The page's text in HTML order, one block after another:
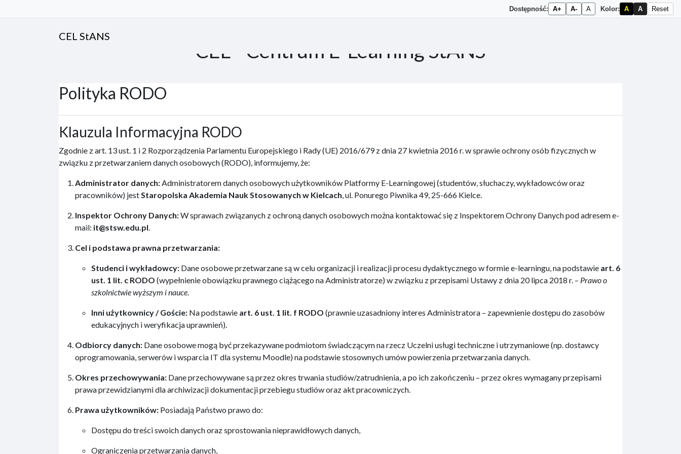
Dostępność: A+ A- A Kolor: A A Reset
CEL StANS
CEL - Centrum E-Learning StANS
Polityka RODO
Klauzula Informacyjna RODO
Zgodnie z art. 13 ust. 1 i 2 Rozporządzenia Parlamentu Europejskiego i Rady (UE) 2016/679 z dnia 27 kwietnia 2016 r. w sprawie ochrony osób fizycznych w
związku z przetwarzaniem danych osobowych (RODO), informujemy, że:
Administrator danych:Administratorem danych osobowych użytkowników Platformy E-Learningowej (studentów, słuchaczy, wykładowców oraz
pracowników) jestStaropolska Akademia Nauk Stosowanych w Kielcach, ul. Ponurego Piwnika 49, 25-666 Kielce.
Inspektor Ochrony Danych:W sprawach związanych z ochroną danych osobowych można kontaktować się z Inspektorem Ochrony Danych pod adresem e-
mail: it@stsw.edu.pl.
Cel i podstawa prawna przetwarzania:
Studenci i wykładowcy:Dane osobowe przetwarzane są w celu organizacji i realizacji procesu dydaktycznego w formie e-learningu, na podstawie art. 6
ust. 1 lit. c RODO (wypełnienie obowiązku prawnego ciążącego na Administratorze) w związku z przepisami Ustawy z dnia 20 lipca 2018 r. – Prawo o
szkolnictwie wyższym i nauce.
Inni użytkownicy / Goście:Na podstawie art. 6 ust. 1 lit. f RODO (prawnie uzasadniony interes Administratora – zapewnienie dostępu do zasobów
edukacyjnych i weryfikacja uprawnień).
Odbiorcy danych:Dane osobowe mogą być przekazywane podmiotom świadczącym na rzecz Uczelni usługi techniczne i utrzymaniowe (np. dostawcy
oprogramowania, serwerów i wsparcia IT dla systemu Moodle) na podstawie stosownych umów powierzenia przetwarzania danych.
Okres przechowywania:Dane przechowywane są przez okres trwania studiów/zatrudnienia, a po ich zakończeniu – przez okres wymagany przepisami
prawa przewidzianymi dla archiwizacji dokumentacji przebiegu studiów oraz akt pracowniczych.
Prawa użytkowników:Posiadają Państwo prawo do:
Dostępu do treści swoich danych oraz sprostowania nieprawidłowych danych,
Ograniczenia przetwarzania danych,